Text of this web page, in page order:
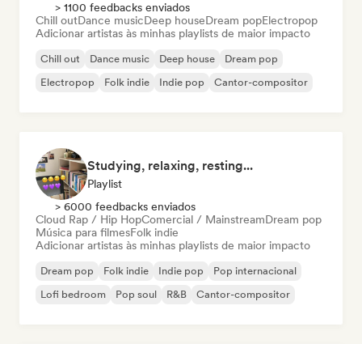
> 1100 feedbacks enviados
Chill outDance musicDeep houseDream popElectropop
Adicionar artistas às minhas playlists de maior impacto
Chill out Dance music Deep house
Dream pop
Electropop
Folk indie Indie pop Cantor-compositor
Studying, relaxing, resting...
Playlist
> 6000 feedbacks enviados
Cloud Rap / Hip HopComercial / MainstreamDream pop
Música para filmesFolk indie
Adicionar artistas às minhas playlists de maior impacto
Dream pop Folk indie Indie pop
Pop internacional
Lofi bedroom
Pop soul R&B Cantor-compositor